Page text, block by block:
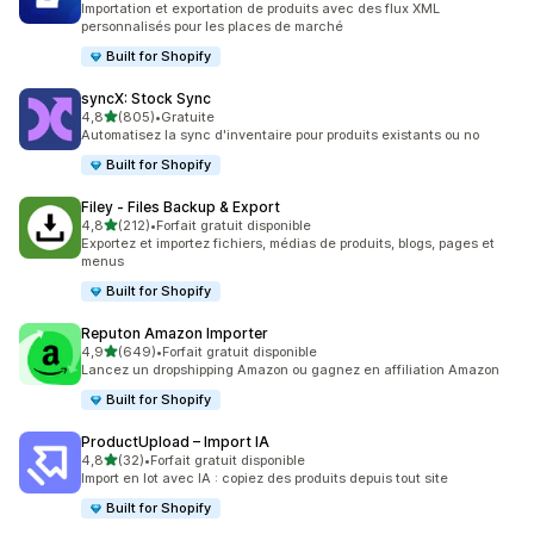
Importation et exportation de produits avec des flux XML
personnalisés pour les places de marché
Built for Shopify
syncX: Stock Sync
4,8étoile(s) sur 5
(805)
805 avis au total
•Gratuite
Automatisez la sync d'inventaire pour produits existants ou no
Built for Shopify
Filey ‑ Files Backup & Export
4,8étoile(s) sur 5
(212)
212 avis au total
•Forfait gratuit disponible
Exportez et importez fichiers, médias de produits, blogs, pages et
menus
Built for Shopify
Reputon Amazon Importer
4,9étoile(s) sur 5
(649)
649 avis au total
•Forfait gratuit disponible
Lancez un dropshipping Amazon ou gagnez en affiliation Amazon
Built for Shopify
ProductUpload – Import IA
4,8étoile(s) sur 5
(32)
32 avis au total
•Forfait gratuit disponible
Import en lot avec IA : copiez des produits depuis tout site
Built for Shopify